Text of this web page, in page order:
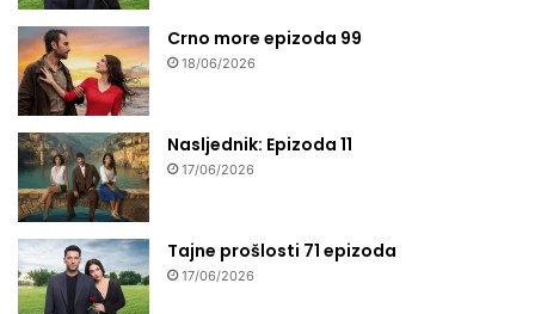
Crno more epizoda 99
18/06/2026
Nasljednik: Epizoda 11
17/06/2026
Tajne prošlosti 71 epizoda
17/06/2026